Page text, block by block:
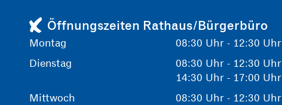
Öffnungszeiten Rathaus/Bürgerbüro
Montag
08:30 Uhr - 12:30 Uhr
Dienstag
08:30 Uhr - 12:30 Uhr
14:30 Uhr - 17:00 Uhr
Mittwoch
08:30 Uhr - 12:30 Uhr